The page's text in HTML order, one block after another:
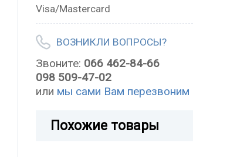
Visa/Mastercard
ВОЗНИКЛИ ВОПРОСЫ?
Звоните: 066 462-84-66
098 509-47-02
или мы сами Вам перезвоним
Похожие товары